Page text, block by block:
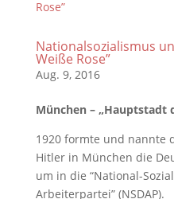
Nationalsozialismus
Weiße Rose”
Aug. 9, 2016
München – „Hauptstadt
1920 formte und nannte
Hitler in München die
um in die “National-
Arbeiterpartei” (NSDAP).